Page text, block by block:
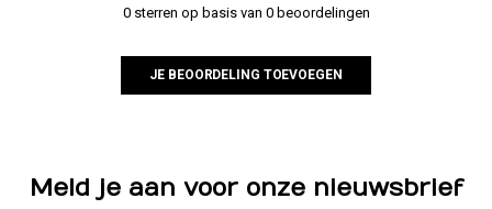
0 sterren op basis van 0 beoordelingen
JE BEOORDELING TOEVOEGEN
Meld je aan voor onze nieuwsbrief